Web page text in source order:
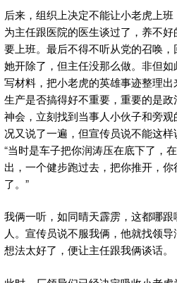
后来，组织上决定不能让小老虎上
为主任跟医院的医生谈过了，养不
要上班。最后不得不听从党的召唤
她开除了，但主任没那么做。非但
写材料，把小老虎的英雄事迹整理
生产是否搞得好不重要，重要的是
神会，立刻找到当事人小伙子和旁
况又说了一遍，但宣传员说不能这样
“当时是车子把你润涛压在底下了，
出，一个健步跑过去，把你推开，
了。”
我俩一听，如同晴天霹雳，这都哪
人。宣传员说不服我俩，他就找领
想法太好了，便让主任跟我俩谈话。